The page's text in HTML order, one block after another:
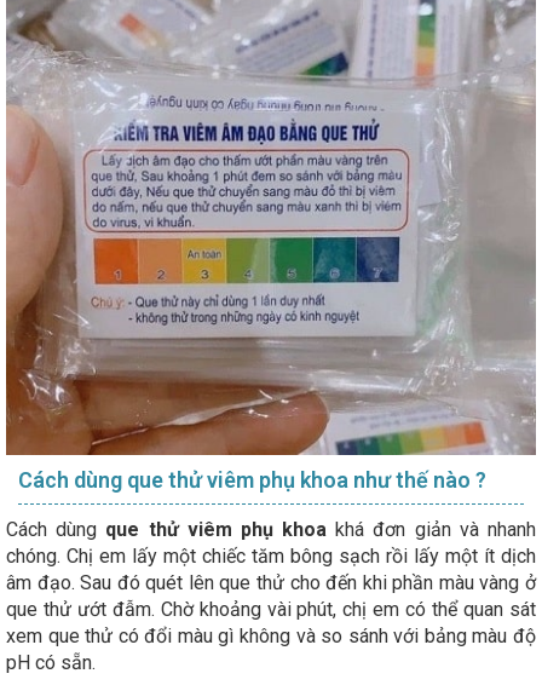
Cách dùng que thử viêm phụ khoa như thế nào ?
Cách dùng que thử viêm phụ khoa khá đơn giản và nhanh
chóng. Chị em lấy một chiếc tăm bông sạch rồi lấy một ít dịch
âm đạo. Sau đó quét lên que thử cho đến khi phần màu vàng ở
que thử ướt đẫm. Chờ khoảng vài phút, chị em có thể quan sát
xem que thử có đổi màu gì không và so sánh với bảng màu độ
pH có sẵn.